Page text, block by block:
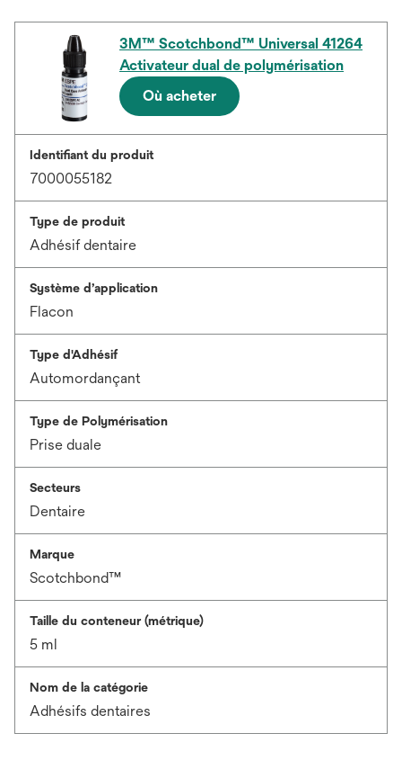
3M™ Scotchbond™ Universal 41264
Activateur dual de polymérisation
Où acheter
Identifiant du produit
7000055182
Type de produit
Adhésif dentaire
Système d’application
Flacon
Type d'Adhésif
Automordançant
Type de Polymérisation
Prise duale
Secteurs
Dentaire
Marque
Scotchbond™
Taille du conteneur (métrique)
5 ml
Nom de la catégorie
Adhésifs dentaires